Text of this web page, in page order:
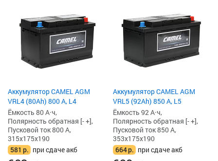
Аккумулятор CAMEL AGM
VRL4 (80Ah) 800 А, L4
Ёмкость 80 А·ч,
Полярность обратная [- +],
Пусковой ток 800 А,
315x175x190
581 р. при сдаче акб
Аккумулятор CAMEL AGM
VRL5 (92Ah) 850 А, L5
Ёмкость 92 А·ч,
Полярность обратная [- +],
Пусковой ток 850 А,
353x175x190
664р. при сдаче акб